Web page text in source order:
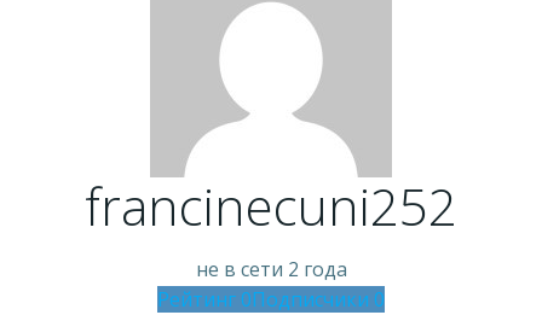
francinecuni252
не в сети 2 года
Рейтинг 0Подписчики 0